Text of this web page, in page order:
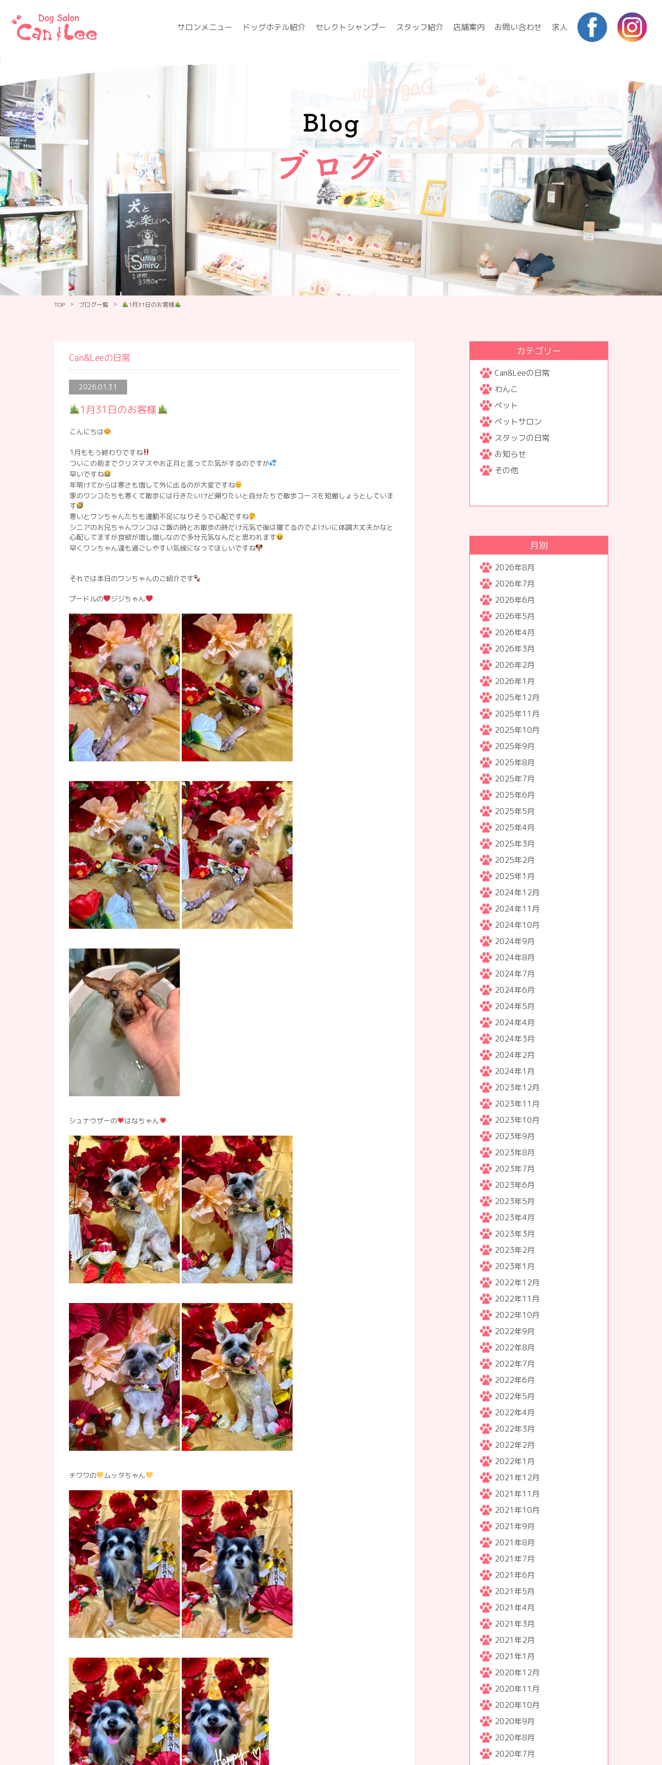
サロンメニュー ドッグホテル紹介 セレクトシャンプー スタッフ紹介 店舗案内 お問い合わせ 求人
TOP > ブログ一覧 > 1月31日のお客様
Can&Leeの日常
2026.01.31
1月31日のお客様
こんにちは
1月ももう終わりですね
ついこの前までクリスマスやお正月と言ってた気がするのですが
早いですね
年明けてからは寒さも増して外に出るのが大変ですね
家のワンコたちも寒くて散歩には行きたいけど帰りたいと自分たちで散歩コースを短縮しょうとしていま
す
寒いとワンちゃんたちも運動不足になりそうで心配ですね
シニアのお兄ちゃんワンコはご飯の時とお散歩の時だけ元気で後は寝てるのでよけいに体調大丈夫かなと
心配してますが食欲が増し増しなので多分元気なんだと思われます
早くワンちゃん達も過ごしやすい気候になってほしいですね
それでは本日のワンちゃんのご紹介です
プードルの ジジちゃん
シュナウザーの はなちゃん
チワワの ムッタちゃん
カテゴリー
Can&Leeの日常
わんこ
ペット
ペットサロン
スタッフの日常
お知らせ
その他
月別
2026年8月
2026年7月
2026年6月
2026年5月
2026年4月
2026年3月
2026年2月
2026年1月
2025年12月
2025年11月
2025年10月
2025年9月
2025年8月
2025年7月
2025年6月
2025年5月
2025年4月
2025年3月
2025年2月
2025年1月
2024年12月
2024年11月
2024年10月
2024年9月
2024年8月
2024年7月
2024年6月
2024年5月
2024年4月
2024年3月
2024年2月
2024年1月
2023年12月
2023年11月
2023年10月
2023年9月
2023年8月
2023年7月
2023年6月
2023年5月
2023年4月
2023年3月
2023年2月
2023年1月
2022年12月
2022年11月
2022年10月
2022年9月
2022年8月
2022年7月
2022年6月
2022年5月
2022年4月
2022年3月
2022年2月
2022年1月
2021年12月
2021年11月
2021年10月
2021年9月
2021年8月
2021年7月
2021年6月
2021年5月
2021年4月
2021年3月
2021年2月
2021年1月
2020年12月
2020年11月
2020年10月
2020年9月
2020年8月
2020年7月